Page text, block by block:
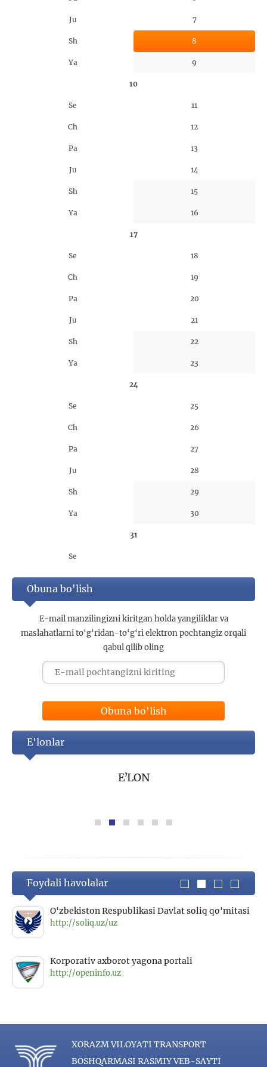
Ju 7
Sh 8
Ya 9
10
Se 11
Ch 12
Pa 13
Ju 14
Sh 15
Ya 16
17
Se 18
Ch 19
Pa 20
Ju 21
Sh 22
Ya 23
24
Se 25
Ch 26
Pa 27
Ju 28
Sh 29
Ya 30
31
Se
Obuna bo'lish
E-mail manzilingizni kiritgan holda yangiliklar va
maslahatlarni to‘g‘ridan-to‘g‘ri elektron pochtangiz orqali
qabul qilib oling
Obuna bo'lish
E'lonlar
EʼLON
Foydali havolalar
O‘zbekiston Respublikasi Davlat soliq qo‘mitasi
http://soliq.uz/uz
Korporativ axborot yagona portali
http://openinfo.uz
XORAZM VILOYATI TRANSPORT
BOSHQARMASI RASMIY VEB-SAYTI